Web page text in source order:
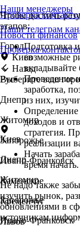
Проверка
Новости финансов
Город
Киев
Назад
Выберите ваш
Днепр
Житомир
Запорожье
Ивано-Франковск
Каменское
Кременчуг
Львов
Наши менеджеры
Наши телеграм
Проверка
Рус
Киев
Днепр
Житомир
Запорожье
Ивано-Франковск
Чтобы достичь
этапов:
Подготовка
возможные
вкладывайте
Проведение
заработка,
из них,
Определение
доходов и
стратегия.
реализации
Начать
время начать.
Не надо также
изучить рынок,
обновлениями в
источникам